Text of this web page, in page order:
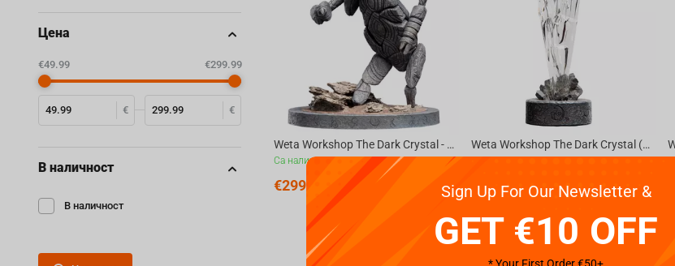
Weta Workshop The Dark Crystal - Lore Statue 1/6 Scale
Са налични
€299.
Weta Workshop The Dark Crystal (1982) - The Crystal Shard Prop Replica 1:1 Scale
€189.99
Цена
€ €
‎€49.99 ‎€299.99
В наличност
В наличност
Sign Up For Our Newsletter &
GET €10 OFF
* Your First Order €50+